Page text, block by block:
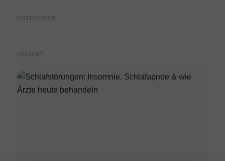
ENTDECKEN
Mehr Verkäufe durch gezieltes
BELIEBT